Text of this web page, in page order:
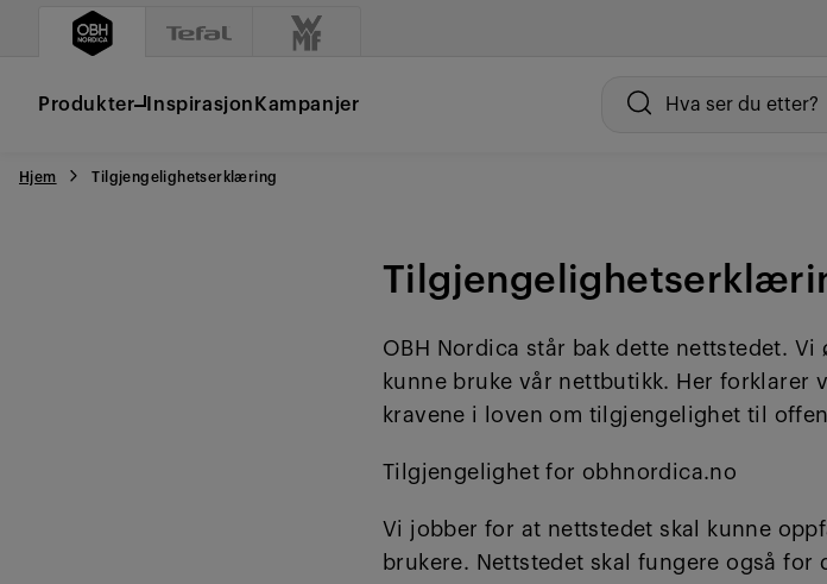
Produkter Inspirasjon Kampanjer
Hjem Tilgjengelighetserklæring
OBH Nordica står bak dette nettstedet. Vi
kunne bruke vår nettbutikk. Her forklarer
kravene i loven om tilgjengelighet til
Tilgjengelighet for obhnordica.no
Vi jobber for at nettstedet skal kunne
brukere. Nettstedet skal fungere også for